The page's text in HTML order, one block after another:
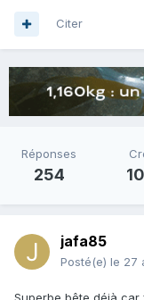
Citer
Réponses
254
jafa85
Posté(e) le 27